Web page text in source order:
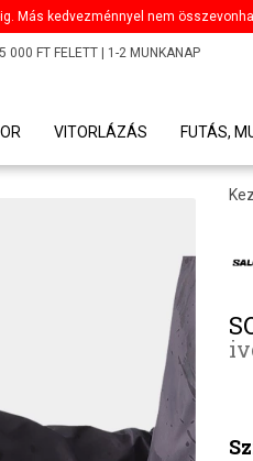
Más kedvezménnyel nem
000 FT FELETT | 1-2 MUNKANAP
VITORLÁZÁS FUTÁS,